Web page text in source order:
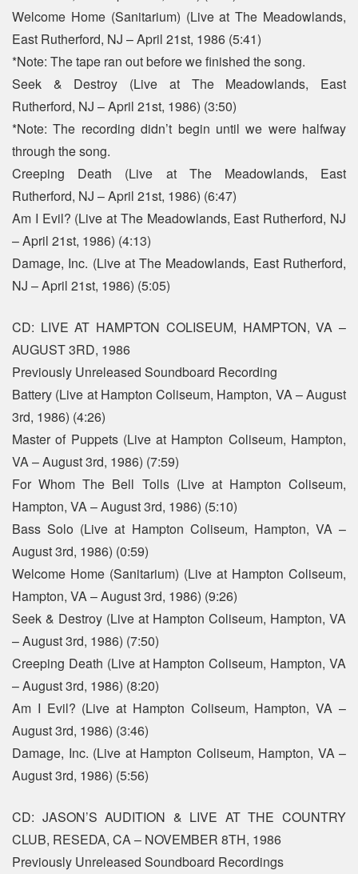
Welcome Home (Sanitarium) (Live at The Meadowlands,
East Rutherford, NJ – April 21st, 1986 (5:41)
*Note: The tape ran out before we finished the song.
Seek & Destroy (Live at The Meadowlands, East
Rutherford, NJ – April 21st, 1986) (3:50)
*Note: The recording didn’t begin until we were halfway
through the song.
Creeping Death (Live at The Meadowlands, East
Rutherford, NJ – April 21st, 1986) (6:47)
Am I Evil? (Live at The Meadowlands, East Rutherford, NJ
– April 21st, 1986) (4:13)
Damage, Inc. (Live at The Meadowlands, East Rutherford,
NJ – April 21st, 1986) (5:05)
CD: LIVE AT HAMPTON COLISEUM, HAMPTON, VA –
AUGUST 3RD, 1986
Previously Unreleased Soundboard Recording
Battery (Live at Hampton Coliseum, Hampton, VA – August
3rd, 1986) (4:26)
Master of Puppets (Live at Hampton Coliseum, Hampton,
VA – August 3rd, 1986) (7:59)
For Whom The Bell Tolls (Live at Hampton Coliseum,
Hampton, VA – August 3rd, 1986) (5:10)
Bass Solo (Live at Hampton Coliseum, Hampton, VA –
August 3rd, 1986) (0:59)
Welcome Home (Sanitarium) (Live at Hampton Coliseum,
Hampton, VA – August 3rd, 1986) (9:26)
Seek & Destroy (Live at Hampton Coliseum, Hampton, VA
– August 3rd, 1986) (7:50)
Creeping Death (Live at Hampton Coliseum, Hampton, VA
– August 3rd, 1986) (8:20)
Am I Evil? (Live at Hampton Coliseum, Hampton, VA –
August 3rd, 1986) (3:46)
Damage, Inc. (Live at Hampton Coliseum, Hampton, VA –
August 3rd, 1986) (5:56)
CD: JASON’S AUDITION & LIVE AT THE COUNTRY
CLUB, RESEDA, CA – NOVEMBER 8TH, 1986
Previously Unreleased Soundboard Recordings